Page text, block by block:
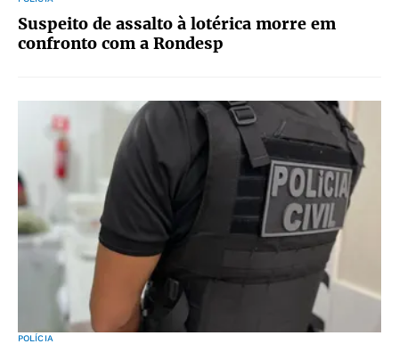
Suspeito de assalto à lotérica morre em
confronto com a Rondesp
POLÍCIA